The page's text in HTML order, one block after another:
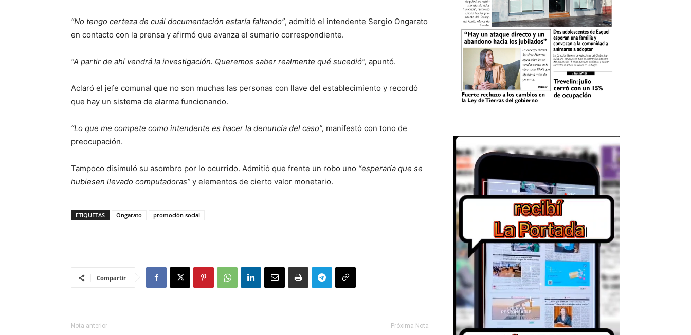
“No tengo certeza de cuál documentación estaría faltando”, admitió el intendente Sergio Ongarato
en contacto con la prensa y afirmó que avanza el sumario correspondiente.
“A partir de ahí vendrá la investigación. Queremos saber realmente qué sucedió”, apuntó.
Aclaró el jefe comunal que no son muchas las personas con llave del establecimiento y recordó
que hay un sistema de alarma funcionando.
“Lo que me compete como intendente es hacer la denuncia del caso”, manifestó con tono de
preocupación.
Tampoco disimuló su asombro por lo ocurrido. Admitió que frente un robo uno “esperaría que se
hubiesen llevado computadoras” y elementos de cierto valor monetario.
ETIQUETAS Ongarato promoción social
Compartir
Nota anterior Próxima Nota